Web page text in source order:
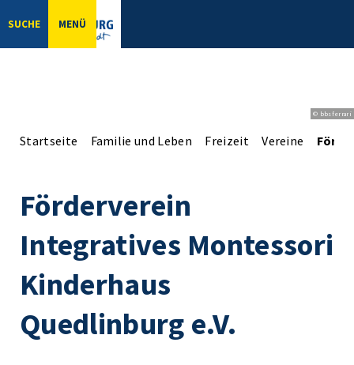
SUCHE MENÜ
© bbsferrari
Startseite Familie und Leben Freizeit Vereine
Förderverein
Integratives Montessori
Kinderhaus
Quedlinburg e.V.